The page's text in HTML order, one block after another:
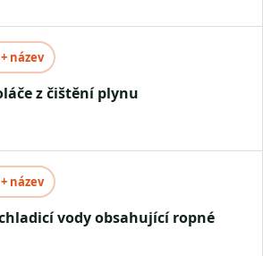
+ název
z čištění plynu
+ název